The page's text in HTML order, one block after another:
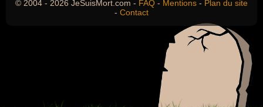
© 2004 - 2026 JeSuisMort.com - FAQ - Mentions - Plan du site
- Contact